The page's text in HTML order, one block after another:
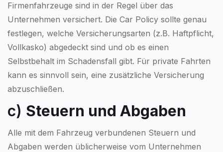
Firmenfahrzeuge sind in der Regel über das
Unternehmen versichert. Die Car Policy sollte genau
festlegen, welche Versicherungsarten (z.B. Haftpflicht,
Vollkasko) abgedeckt sind und ob es einen
Selbstbehalt im Schadensfall gibt. Für private Fahrten
kann es sinnvoll sein, eine zusätzliche Versicherung
abzuschließen.
c) Steuern und Abgaben
Alle mit dem Fahrzeug verbundenen Steuern und
Abgaben werden üblicherweise vom Unternehmen